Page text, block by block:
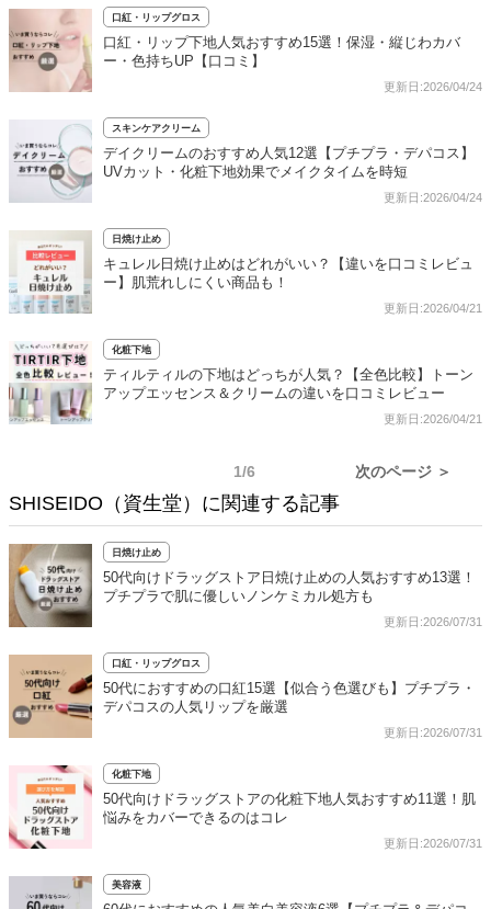
口紅・リップグロス
口紅・リップ下地人気おすすめ15選！保湿・縦じわカバ
ー・色持ちUP【口コミ】
更新日:2026/04/24
スキンケアクリーム
デイクリームのおすすめ人気12選【プチプラ・デパコス】
UVカット・化粧下地効果でメイクタイムを時短
更新日:2026/04/24
日焼け止め
キュレル日焼け止めはどれがいい？【違いを口コミレビュ
ー】肌荒れしにくい商品も！
更新日:2026/04/21
化粧下地
ティルティルの下地はどっちが人気？【全色比較】トーン
アップエッセンス＆クリームの違いを口コミレビュー
更新日:2026/04/21
1/6 次のページ ＞
SHISEIDO（資生堂）に関連する記事
日焼け止め
50代向けドラッグストア日焼け止めの人気おすすめ13選！
プチプラで肌に優しいノンケミカル処方も
更新日:2026/07/31
口紅・リップグロス
50代におすすめの口紅15選【似合う色選びも】プチプラ・
デパコスの人気リップを厳選
更新日:2026/07/31
化粧下地
50代向けドラッグストアの化粧下地人気おすすめ11選！肌
悩みをカバーできるのはコレ
更新日:2026/07/31
美容液